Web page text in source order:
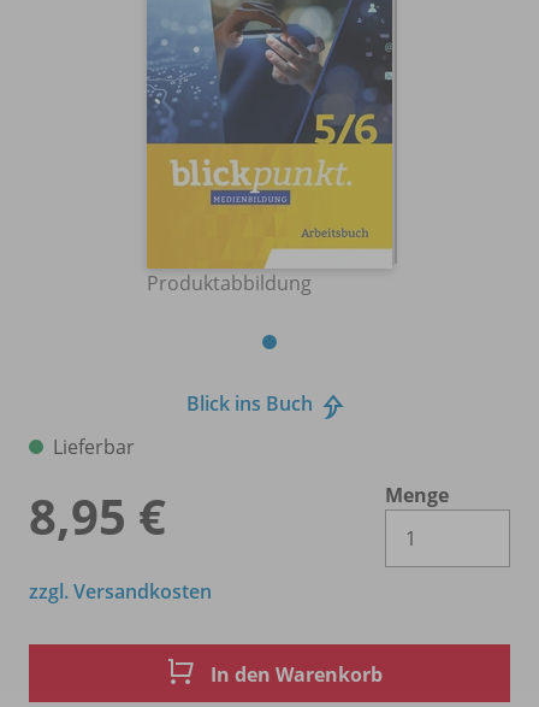
Produktabbildung
Blick ins Buch
Lieferbar
8,95 €
Menge
zzgl. Versandkosten
In den Warenkorb